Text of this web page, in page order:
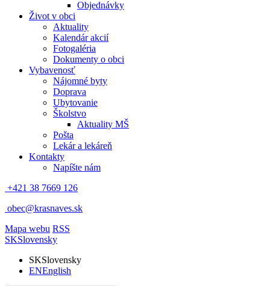
Objednávky
Život v obci
Aktuality
Kalendár akcií
Fotogaléria
Dokumenty o obci
Vybavenosť
Nájomné byty
Doprava
Ubytovanie
Školstvo
Aktuality MŠ
Pošta
Lekár a lekáreň
Kontakty
Napíšte nám
+421 38 7669 126
obec@krasnaves.sk
Mapa webu RSS
SKSlovensky
SKSlovensky
ENEnglish